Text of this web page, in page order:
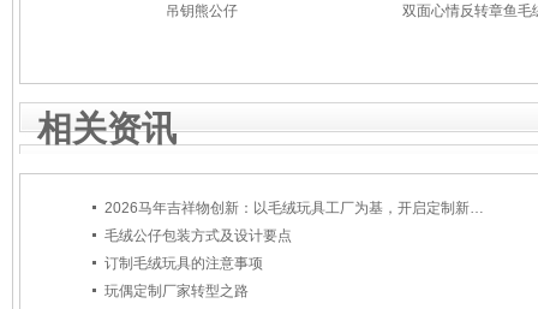
吊钥熊公仔 双面心情反转章鱼毛
相关资讯
2026马年吉祥物创新：以毛绒玩具工厂为基，开启定制新篇章
毛绒公仔包装方式及设计要点
订制毛绒玩具的注意事项
玩偶定制厂家转型之路